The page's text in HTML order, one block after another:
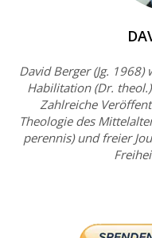
David Berger (Jg.
Habilitation (Dr.
Zahlreiche
Theologie des
perennis) und freier